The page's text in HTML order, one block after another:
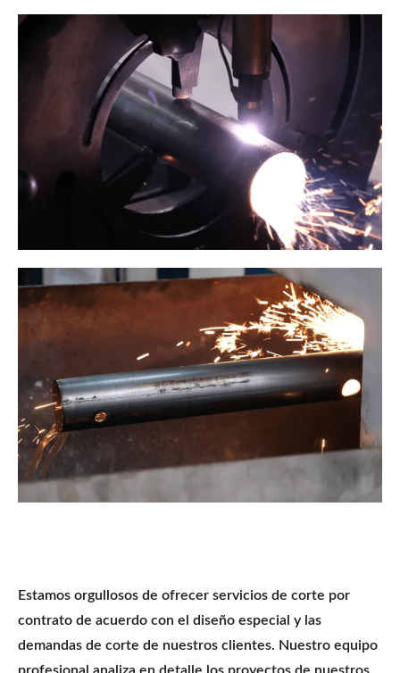
Estamos orgullosos de ofrecer servicios de corte por
contrato de acuerdo con el diseño especial y las
demandas de corte de nuestros clientes. Nuestro equipo